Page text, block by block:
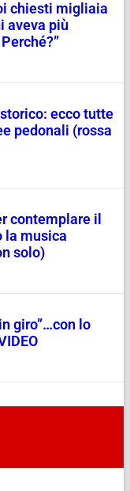
chiesti migliaia
aveva più
ecco tutte
pedonali (rossa
contemplare il
la musica
solo)
giro”…con lo